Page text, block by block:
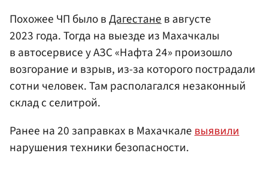
Похожее ЧП было вДагестанев августе
2023 года. Тогда на выезде из Махачкалы
в автосервисе у АЗС «Нафта 24» произошло
возгорание и взрыв, из-за которого пострадали
сотни человек. Там располагался незаконный
склад с селитрой.
Ранее на 20 заправках в Махачкалевыявили
нарушения техники безопасности.